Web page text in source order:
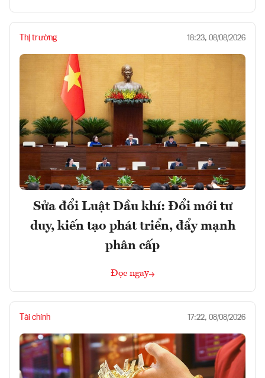
Thị trường 18:23, 08/08/2026
Sửa đổi Luật Dầu khí: Đổi mới tư
duy, kiến tạo phát triển, đẩy mạnh
phân cấp
Đọc ngay
Tài chính 17:22, 08/08/2026